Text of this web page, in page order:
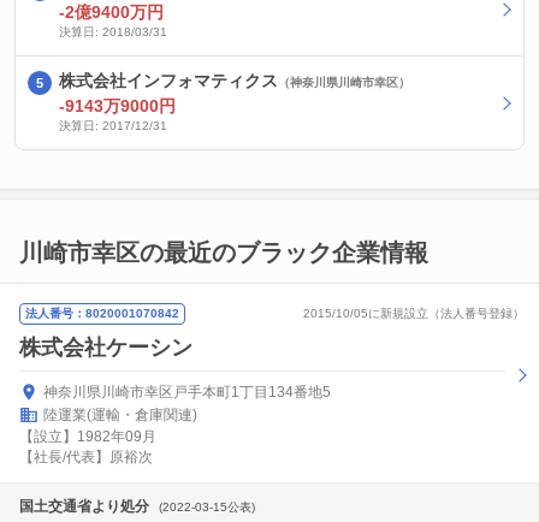
-2億9400万円
決算日: 2018/03/31
株式会社インフォマティクス （神奈川県川崎市幸区）
-9143万9000円
決算日: 2017/12/31
川崎市幸区の最近のブラック企業情報
法人番号：8020001070842 2015/10/05に新規設立（法人番号登録）
株式会社ケーシン
神奈川県川崎市幸区戸手本町1丁目134番地5
陸運業(運輸・倉庫関連)
【設立】1982年09月
【社長/代表】原裕次
国土交通省より処分 (2022-03-15公表)